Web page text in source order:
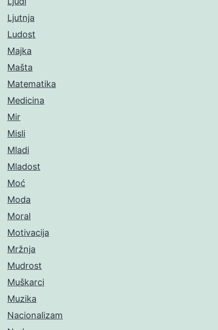
Ljutnja
Ludost
Majka
Mašta
Matematika
Medicina
Mir
Misli
Mladi
Mladost
Moć
Moda
Moral
Motivacija
Mržnja
Mudrost
Muškarci
Muzika
Nacionalizam